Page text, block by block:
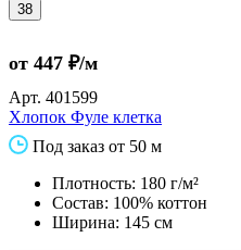
38
от 447 ₽/м
Арт. 401599
Хлопок Фуле клетка
Под заказ от 50 м
Плотность: 180 г/м²
Состав: 100% коттон
Ширина: 145 см